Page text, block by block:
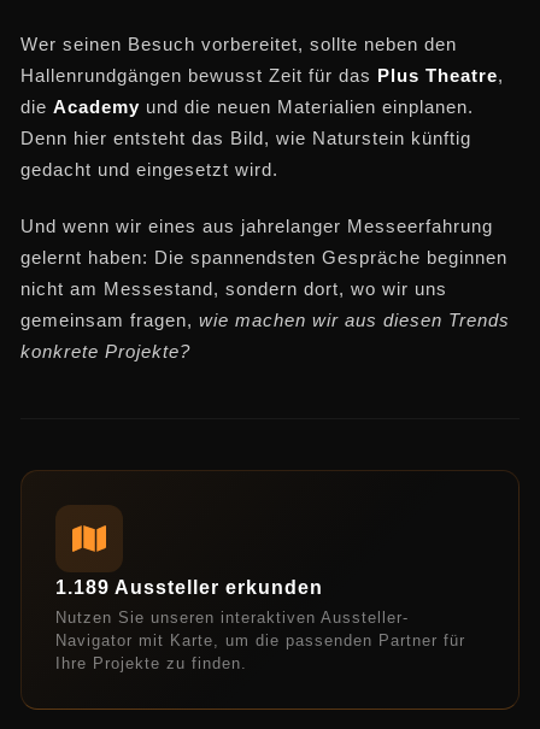
Wer seinen Besuch vorbereitet, sollte neben den
Hallenrundgängen bewusst Zeit für das
Plus Theatre,
dieAcademy und die neuen Materialien einplanen.
Denn hier entsteht das Bild, wie Naturstein künftig
gedacht und eingesetzt wird.
Und wenn wir eines aus jahrelanger Messeerfahrung
gelernt haben: Die spannendsten Gespräche beginnen
nicht am Messestand, sondern dort, wo wir uns
gemeinsam fragen,wie machen wir aus diesen Trends
konkrete Projekte?
1.189 Aussteller erkunden
Nutzen Sie unseren interaktiven Aussteller-
Navigator mit Karte, um die passenden Partner für
Ihre Projekte zu finden.